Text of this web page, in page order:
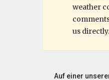
weather
us directly.
Auf einer